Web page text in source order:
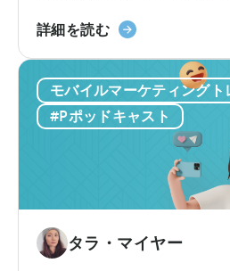
ル
テ
ン
ツ
イ
業者、Evelin Herreraによ
再定義がすでに起きてい
詳細を読む「ゲ
か
ら
ア
へ：
モバイルマーケティングト
#Pポッドキャスト
タラ・マイヤー